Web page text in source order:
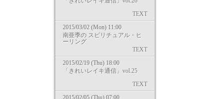
TEXT
2015/03/02 (Mon) 11:00
南亜季の スピリチュアル・ヒ
ーリング
TEXT
2015/02/19 (Thu) 18:00
「きれいレイキ通信」vol.25
TEXT
2015/02/05 (Thu) 07:00